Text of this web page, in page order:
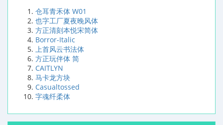
仓耳青禾体 W01
也字工厂夏夜晚风体
方正清刻本悦宋简体
Borror-Italic
上首风云书法体
方正玩伴体 简
CAITLYN
马卡龙方块
Casualtossed
字魂纤柔体